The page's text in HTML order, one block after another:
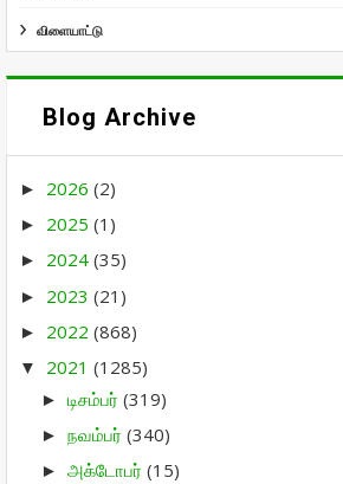
விளையாட்டு
Blog Archive
► 2026 (2)
► 2025 (1)
► 2024 (35)
► 2023 (21)
► 2022 (868)
▼ 2021 (1285)
► டிசம்பர் (319)
► நவம்பர் (340)
► அக்டோபர் (15)